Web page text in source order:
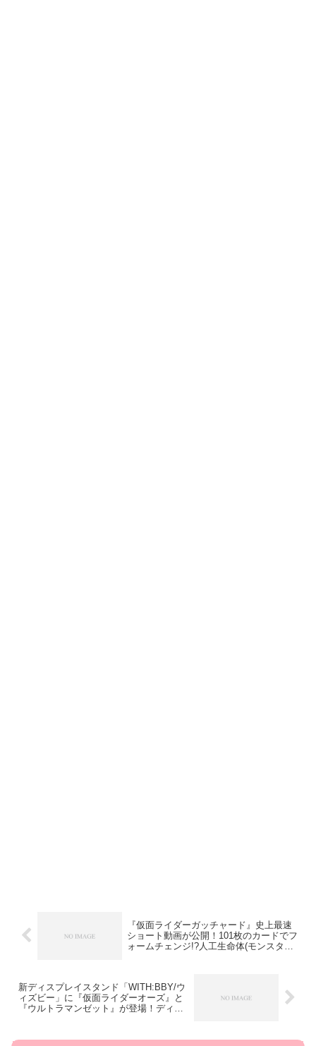
『仮面ライダーガッチャード』史上最速
ショート動画が公開！101枚のカードでフ
ォームチェンジ!?人工生命体(モンスター)
新ディスプレイスタンド「WITH:BBY/ウ
ィズビー」に『仮面ライダーオーズ』と
『ウルトラマンゼット』が登場！ディス